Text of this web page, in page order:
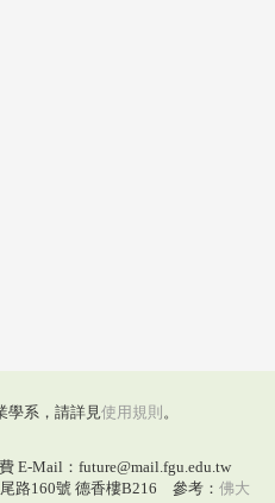
學系，請詳見使用規則 。
E-Mail：future@mail.fgu.edu.tw
路160號 德香樓B216 參考： 佛大